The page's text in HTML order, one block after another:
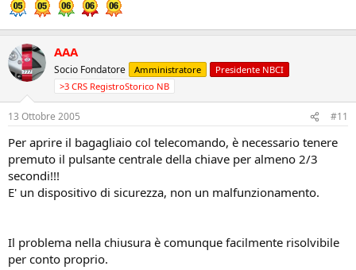
AAA
Socio Fondatore Amministratore
Presidente NBCI
>3 CRS RegistroStorico NB
13 Ottobre 2005 #11
Per aprire il bagagliaio col telecomando, è necessario tenere
premuto il pulsante centrale della chiave per almeno 2/3
secondi!!!
E' un dispositivo di sicurezza, non un malfunzionamento.
Il problema nella chiusura è comunque facilmente risolvibile
per conto proprio.